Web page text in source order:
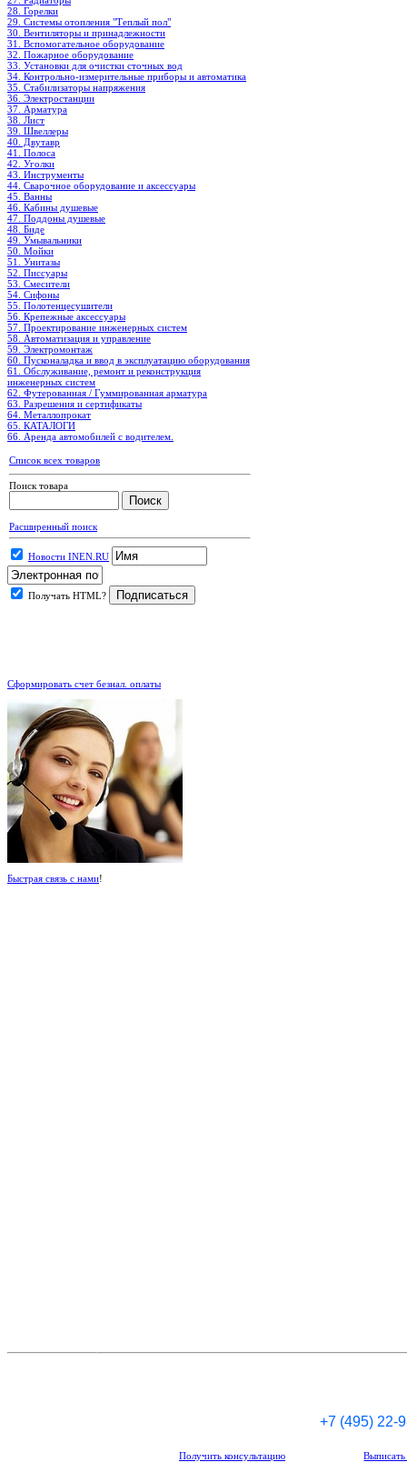
28. Горелки
29. Системы отопления "Теплый пол"
30. Вентиляторы и принадлежности
31. Вспомогательное оборудование
32. Пожарное оборудование
33. Установки для очистки сточных вод
34. Контрольно-измерительные приборы и автоматика
35. Стабилизаторы напряжения
36. Электростанции
37. Арматура
38. Лист
39. Швеллеры
40. Двутавр
41. Полоса
42. Уголки
43. Инструменты
44. Сварочное оборудование и аксессуары
45. Ванны
46. Кабины душевые
47. Поддоны душевые
48. Биде
49. Умывальники
50. Мойки
51. Унитазы
52. Писсуары
53. Смесители
54. Сифоны
55. Полотенцесушители
56. Крепежные аксессуары
57. Проектирование инженерных систем
58. Автоматизация и управление
59. Электромонтаж
60. Пусконаладка и ввод в эксплуатацию оборудования
61. Обслуживание, ремонт и реконструкция
инженерных систем
62. Футерованная / Гуммированная арматура
63. Разрешения и сертификаты
64. Металлопрокат
65. КАТАЛОГИ
66. Аренда автомобилей с водителем.
Список всех товаров
Поиск товара
Расширенный поиск
Новости INEN.RU
Получать HTML?
Сформировать счет безнал. оплаты
Быстрая связь с нами!
+7 (495) 22-
Получить консультацию